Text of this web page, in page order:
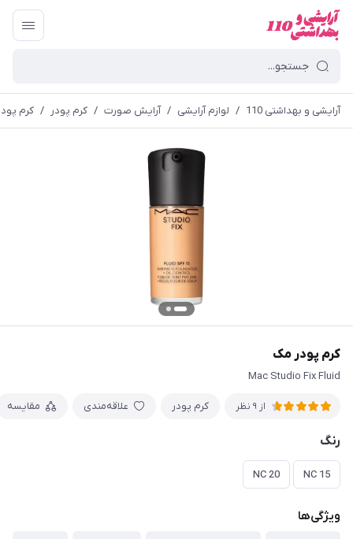
آرایشی و بهداشتی 110 / لوازم آرایشی / آرایش صورت / کرم پودر / کرم
کرم پودر مک
Mac Studio Fix Fluid
از 9 نظر کرم پودر علاقه‌مندی مقایسه
رنگ
NC 15
NC 20
ویژگی‌ها